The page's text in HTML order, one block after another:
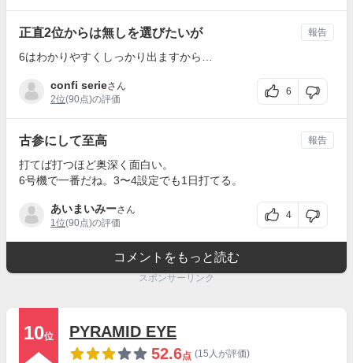
正直2位からは無しを選びたいが
6はわかりやすくしっかり出ますから…
confi serieさん
2位(90点)の評価
6
報告
古参にして至高
打てば打つほど奥深く面白い。
6号機で一番だね。3〜4設定でも1日打てる。
あいまいみーさん
1位(90点)の評価
4
報告
コメントをもっと読む
スポンサーリンク
10位
PYRAMID EYE
52.6点 (15人が評価)